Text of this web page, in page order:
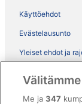
Käyttöehdot
Evästelausunto
Yleiset ehdot ja
Me ja347